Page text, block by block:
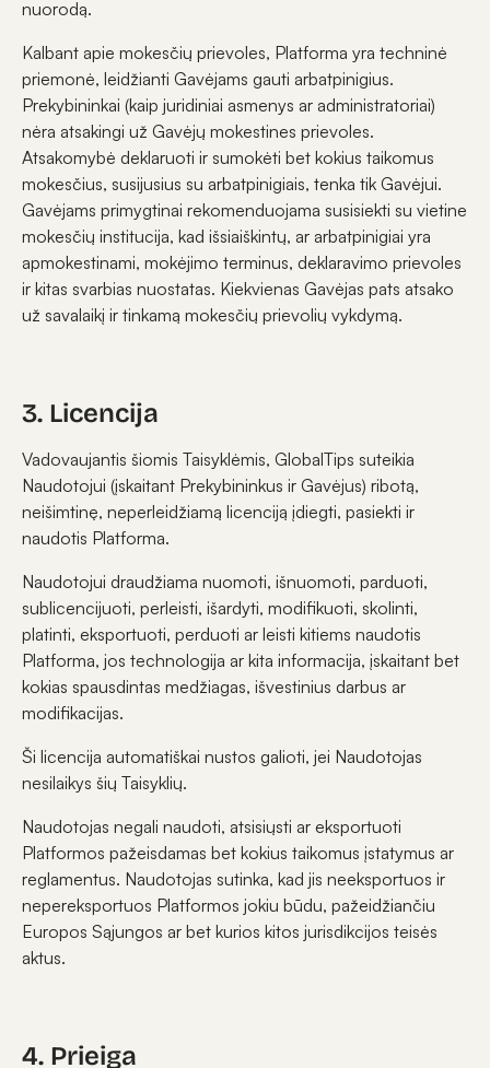
nuorodą.
Kalbant apie mokesčių prievoles, Platforma yra techninė
priemonė, leidžianti Gavėjams gauti arbatpinigius.
Prekybininkai (kaip juridiniai asmenys ar administratoriai)
nėra atsakingi už Gavėjų mokestines prievoles.
Atsakomybė deklaruoti ir sumokėti bet kokius taikomus
mokesčius, susijusius su arbatpinigiais, tenka tik Gavėjui.
Gavėjams primygtinai rekomenduojama susisiekti su vietine
mokesčių institucija, kad išsiaiškintų, ar arbatpinigiai yra
apmokestinami, mokėjimo terminus, deklaravimo prievoles
ir kitas svarbias nuostatas. Kiekvienas Gavėjas pats atsako
už savalaikį ir tinkamą mokesčių prievolių vykdymą.
3. Licencija
Vadovaujantis šiomis Taisyklėmis, GlobalTips suteikia
Naudotojui (įskaitant Prekybininkus ir Gavėjus) ribotą,
neišimtinę, neperleidžiamą licenciją įdiegti, pasiekti ir
naudotis Platforma.
Naudotojui draudžiama nuomoti, išnuomoti, parduoti,
sublicencijuoti, perleisti, išardyti, modifikuoti, skolinti,
platinti, eksportuoti, perduoti ar leisti kitiems naudotis
Platforma, jos technologija ar kita informacija, įskaitant bet
kokias spausdintas medžiagas, išvestinius darbus ar
modifikacijas.
Ši licencija automatiškai nustos galioti, jei Naudotojas
nesilaikys šių Taisyklių.
Naudotojas negali naudoti, atsisiųsti ar eksportuoti
Platformos pažeisdamas bet kokius taikomus įstatymus ar
reglamentus. Naudotojas sutinka, kad jis neeksportuos ir
nepereksportuos Platformos jokiu būdu, pažeidžiančiu
Europos Sąjungos ar bet kurios kitos jurisdikcijos teisės
aktus.
4. Prieiga